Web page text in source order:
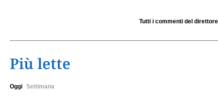
Tutti i commenti del direttore
Più lette
Oggi Settimana